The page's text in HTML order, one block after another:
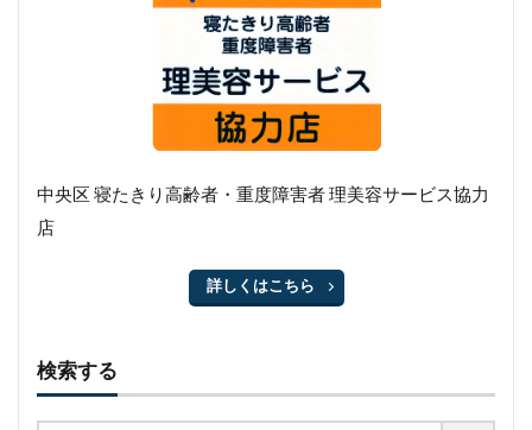
中央区 寝たきり高齢者・重度障害者 理美容サービス協力
店
詳しくはこちら
検索する